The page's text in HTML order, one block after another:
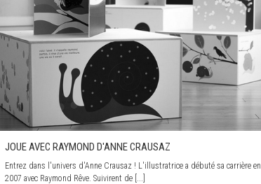
JOUE AVEC RAYMOND D'ANNE CRAUSAZ
Entrez dans l'univers d'Anne Crausaz ! L'illustratrice a débuté sa carrière en
2007 avec Raymond Rêve. Suivirent de [...]